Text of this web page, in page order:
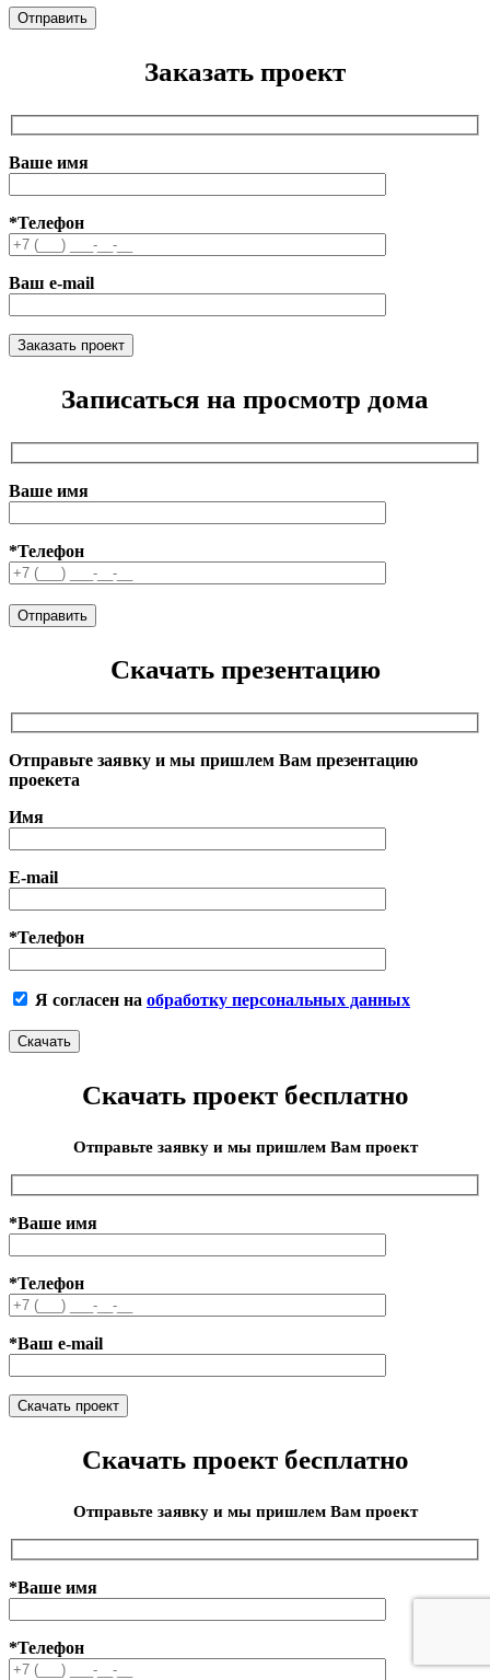
Заказать проект
Ваше имя
*Телефон
Ваш e-mail
Записаться на просмотр дома
Ваше имя
*Телефон
Скачать презентацию
Отправьте заявку и мы пришлем Вам презентацию
проекета
Имя
E-mail
*Телефон
Я согласен на обработку персональных данных
Скачать проект бесплатно
Отправьте заявку и мы пришлем Вам проект
*Ваше имя
*Телефон
*Ваш e-mail
Скачать проект бесплатно
Отправьте заявку и мы пришлем Вам проект
*Ваше имя
*Телефон